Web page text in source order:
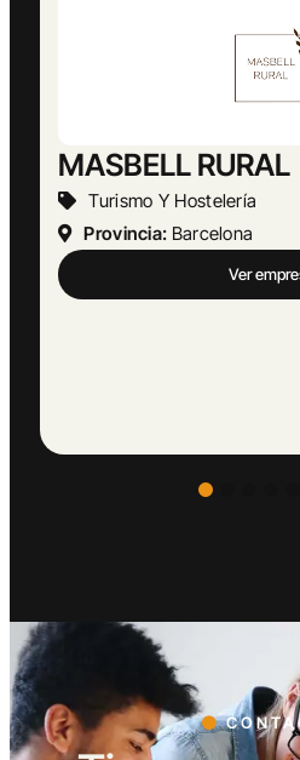
Abogado Ángel
Actividades Jurídicas
Provincia: Málaga
Ver